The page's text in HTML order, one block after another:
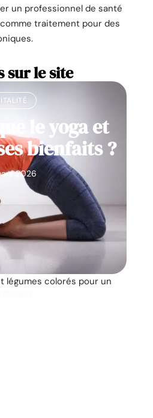
un professionnel de santé
traitement pour des
sur le site
le yoga et
bienfaits ?
2026